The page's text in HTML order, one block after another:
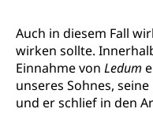
Auch in diesem Fall
wirken sollte.
Einnahme von Ledum
unseres Sohnes,
und er schlief in den